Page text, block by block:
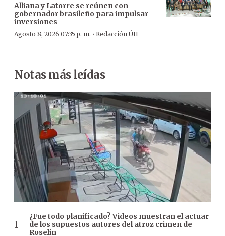
Alliana y Latorre se reúnen con
gobernador brasileño para impulsar
inversiones
Agosto 8, 2026 07:35 p. m. · Redacción ÚH
Notas más leídas
¿Fue todo planificado? Videos muestran el actuar
de los supuestos autores del atroz crimen de
Roselin